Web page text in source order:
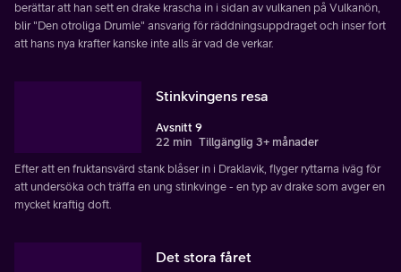
berättar att han sett en drake krascha in i sidan av vulkanen på Vulkanön,
blir "Den otroliga Drumle" ansvarig för räddningsuppdraget och inser fort
att hans nya krafter kanske inte alls är vad de verkar.
Stinkvingens resa
Avsnitt 9
22 min Tillgänglig 3+ månader
Efter att en fruktansvärd stank blåser in i Draklavik, flyger ryttarna iväg för
att undersöka och träffa en ung stinkvinge - en typ av drake som avger en
mycket kraftig doft.
Det stora fåret